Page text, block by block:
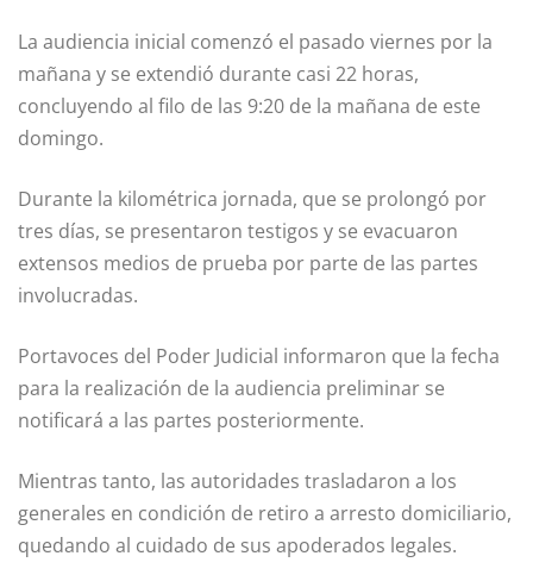
La audiencia inicial comenzó el pasado viernes por la
mañana y se extendió durante casi 22 horas,
concluyendo al filo de las 9:20 de la mañana de este
domingo.
Durante la kilométrica jornada, que se prolongó por
tres días, se presentaron testigos y se evacuaron
extensos medios de prueba por parte de las partes
involucradas.
Portavoces del Poder Judicial informaron que la fecha
para la realización de la audiencia preliminar se
notificará a las partes posteriormente.
Mientras tanto, las autoridades trasladaron a los
generales en condición de retiro a arresto domiciliario,
quedando al cuidado de sus apoderados legales.